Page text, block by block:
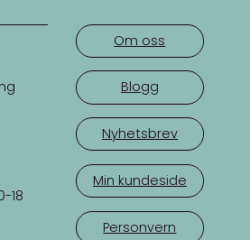
18
Om oss
Blogg
Nyhetsbrev
Min kundeside
Personvern